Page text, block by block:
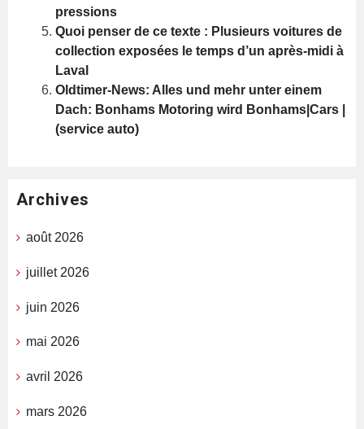
pressions
Quoi penser de ce texte : Plusieurs voitures de
collection exposées le temps d’un après-midi à
Laval
Oldtimer-News: Alles und mehr unter einem
Dach: Bonhams Motoring wird Bonhams|Cars |
(service auto)
Archives
août 2026
juillet 2026
juin 2026
mai 2026
avril 2026
mars 2026